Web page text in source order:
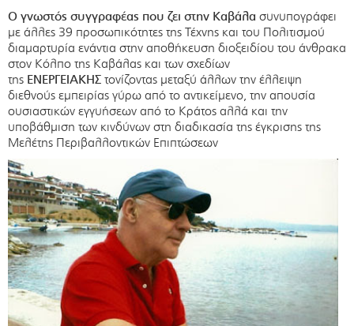
Ο γνωστός συγγραφέας που ζει στην Καβάλα συνυπογράφει
με άλλες 39 προσωπικότητες της Τέχνης και του Πολιτισμού
διαμαρτυρία ενάντια στην αποθήκευση διοξειδίου του άνθρακα
στον Κόλπο της Καβάλας και των σχεδίων
της ΕΝΕΡΓΕΙΑΚΗΣ τονίζοντας μεταξύ άλλων την έλλειψη
διεθνούς εμπειρίας γύρω από το αντικείμενο, την απουσία
ουσιαστικών εγγυήσεων από το Κράτος αλλά και την
υποβάθμιση των κινδύνων στη διαδικασία της έγκρισης της
Μελέτης Περιβαλλοντικών Επιπτώσεων